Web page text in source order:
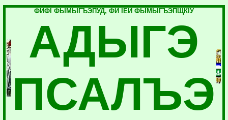
ФИФI ФЫМЫГЪЭПУД, ФИ IЕЙ ФЫМЫГЪЭПЩКIУ
АДЫГЭ
ПСАЛЪЭ